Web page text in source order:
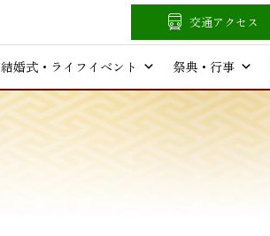
結婚式・ライフイベント 祭典・行事
交通アクセス